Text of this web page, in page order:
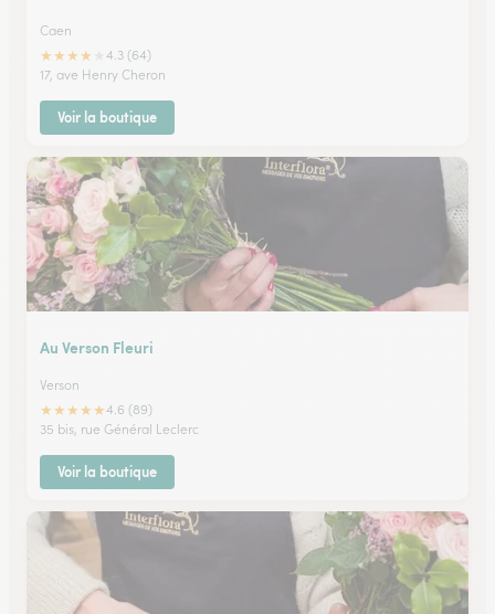
Caen
★★★★
4.3 (64)
17, ave Henry Cheron
Voir la boutique
Au Verson Fleuri
Verson
★★★★★4.6 (89)
35 bis, rue Général Leclerc
Voir la boutique